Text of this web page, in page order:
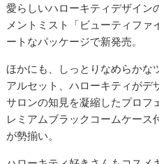
愛らしいハローキティデザイン
メントミスト「ビューティファ
ートなパッケージで新発売。
ほかにも、しっとりなめらかな
アルセット、ハローキティが
サロンの知見を凝縮したプロフ
レミアムブラックコームケース
が勢揃い。